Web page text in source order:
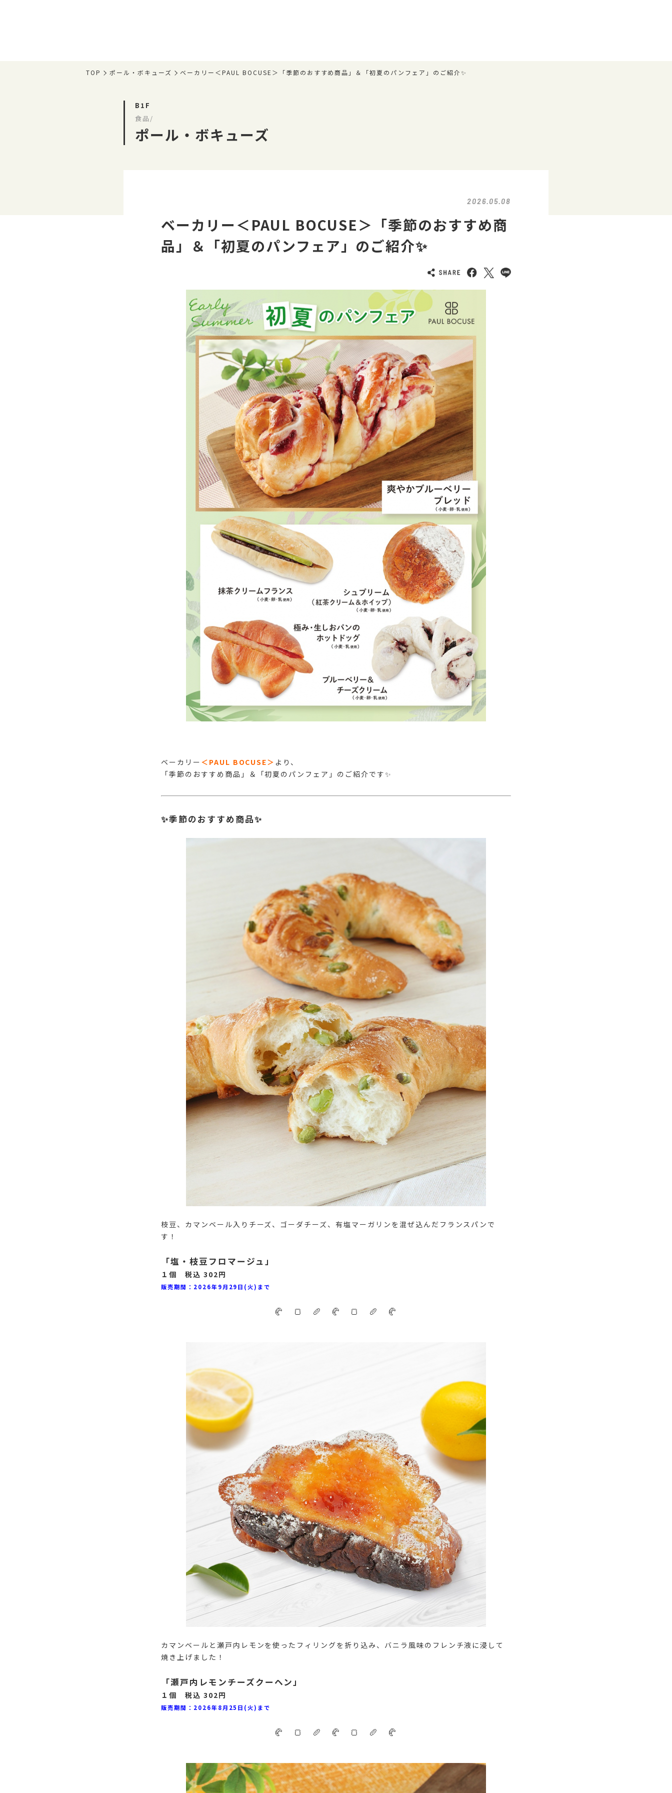
TOP ポール・ボキューズ ベーカリー＜PAUL BOCUSE＞「季節のおすすめ商品」＆「初夏のパンフェア」のご紹介✨
B1F
食品/
ポール・ボキューズ
2026.05.08
ベーカリー＜PAUL BOCUSE＞「季節のおすすめ商
品」＆「初夏のパンフェア」のご紹介✨
ベーカリー ＜PAUL BOCUSE＞ より、
「季節のおすすめ商品」＆「初夏のパンフェア」のご紹介です✨
✨季節のおすすめ商品✨
枝豆、カマンベール入りチーズ、ゴーダチーズ、有塩マーガリンを混ぜ込んだフランスパンで
す！
「塩・枝豆フロマージュ」
１個 税込 302円
販売期間：2026年9月29日(火)まで
🥐 🍞 🥖 🥐 🍞 🥖 🥐
カマンベールと瀬戸内レモンを使ったフィリングを折り込み、バニラ風味のフレンチ液に浸して
焼き上げました！
「瀬戸内レモンチーズクーヘン」
１個 税込 302円
販売期間：2026年8月25日(火)まで
🥐 🍞 🥖 🥐 🍞 🥖 🥐